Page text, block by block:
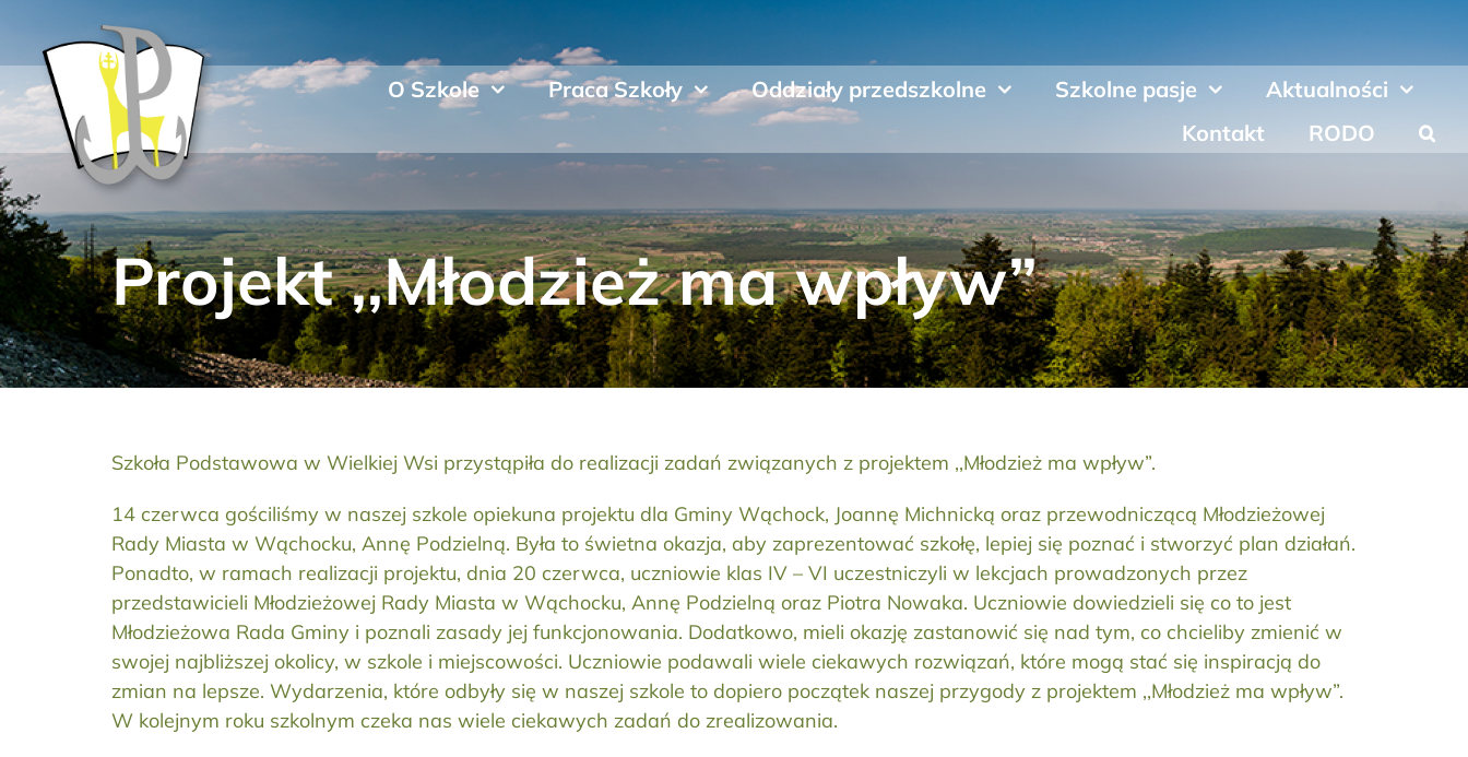
zawartości
O Szkole Praca Szkoły Oddziały przedszkolne Szkolne pasje
Aktualności
Kontakt
RODO
Projekt ,,Młodzież ma wpływ”
Szkoła Podstawowa w Wielkiej Wsi przystąpiła do realizacji zadań związanych z projektem ,,Młodzież ma wpływ”.
14 czerwca gościliśmy w naszej szkole opiekuna projektu dla Gminy Wąchock, Joannę Michnicką oraz przewodniczącą Młodzieżowej
Rady Miasta w Wąchocku, Annę Podzielną. Była to świetna okazja, aby zaprezentować szkołę, lepiej się poznać i stworzyć plan działań.
Ponadto, w ramach realizacji projektu, dnia 20 czerwca, uczniowie klas IV – VI uczestniczyli w lekcjach prowadzonych przez
przedstawicieli Młodzieżowej Rady Miasta w Wąchocku, Annę Podzielną oraz Piotra Nowaka. Uczniowie dowiedzieli się co to jest
Młodzieżowa Rada Gminy i poznali zasady jej funkcjonowania. Dodatkowo, mieli okazję zastanowić się nad tym, co chcieliby zmienić w
swojej najbliższej okolicy, w szkole i miejscowości. Uczniowie podawali wiele ciekawych rozwiązań, które mogą stać się inspiracją do
zmian na lepsze. Wydarzenia, które odbyły się w naszej szkole to dopiero początek naszej przygody z projektem ,,Młodzież ma wpływ”.
W kolejnym roku szkolnym czeka nas wiele ciekawych zadań do zrealizowania.